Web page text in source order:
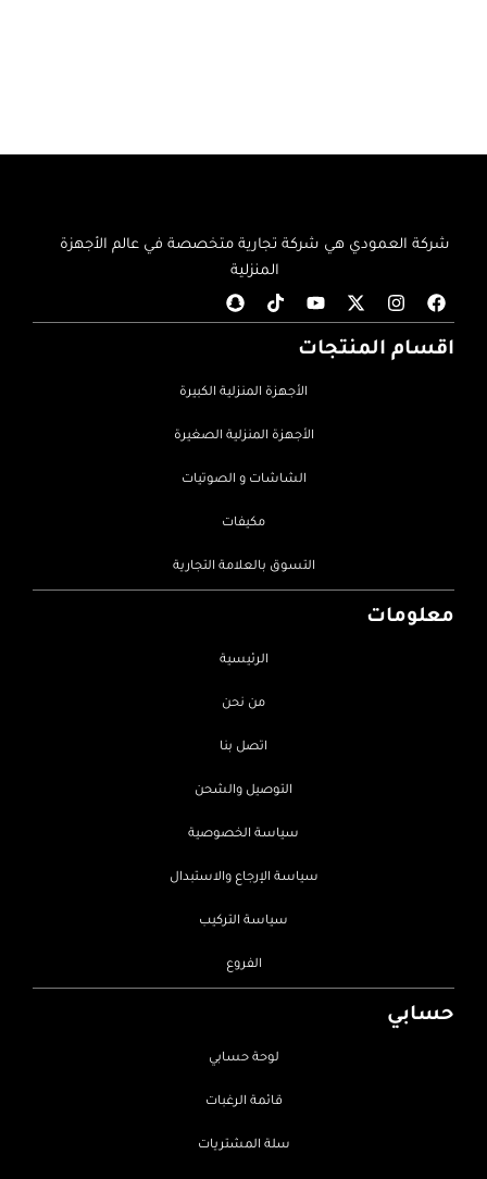
شركة العمودي هي شركة تجارية متخصصة في عالم الأجهزة
المنزلية
اقسام المنتجات
الأجهزة المنزلية الكبيرة
الأجهزة المنزلية الصغيرة
الشاشات و الصوتيات
مكيفات
التسوق بالعلامة التجارية
معلومات
الرئيسية
من نحن
اتصل بنا
التوصيل والشحن
سياسة الخصوصية
سياسة الإرجاع والاستبدال
سياسة التركيب
الفروع
حسابي
لوحة حسابي
قائمة الرغبات
سلة المشتريات